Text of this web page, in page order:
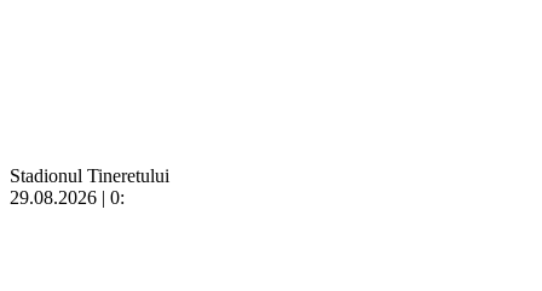
Stadionul Tineretului
29.08.2026 | 0: